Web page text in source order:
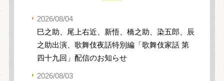
2026/08/04
巳之助、尾上右近、新悟、橋之助、染五郎、辰
之助出演、歌舞伎夜話特別編「歌舞伎家話 第
四十九回」配信のお知らせ
2026/08/03